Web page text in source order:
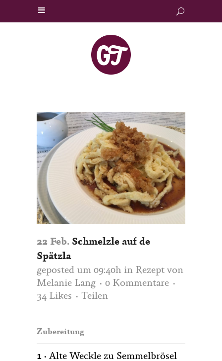
22 Feb. Schmelzle auf de
Spätzla
geposted um 09:40h in Rezept von
Melanie Lang
0 Kommentare
34 Likes Teilen
Zubereitung
1 · Alte Weckle zu Semmelbrösel